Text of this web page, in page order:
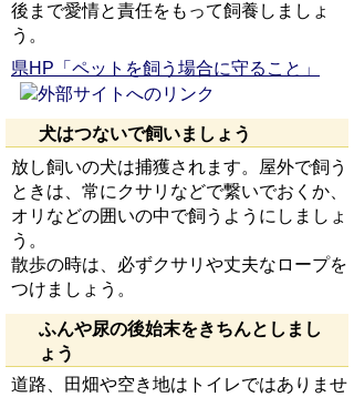
後まで愛情と責任をもって飼養しましょ
う。
県HP「ペットを飼う場合に守ること」
犬はつないで飼いましょう
放し飼いの犬は捕獲されます。屋外で飼う
ときは、常にクサリなどで繋いでおくか、
オリなどの囲いの中で飼うようにしましょ
う。
散歩の時は、必ずクサリや丈夫なロープを
つけましょう。
ふんや尿の後始末をきちんとしまし
ょう
道路、田畑や空き地はトイレではありませ